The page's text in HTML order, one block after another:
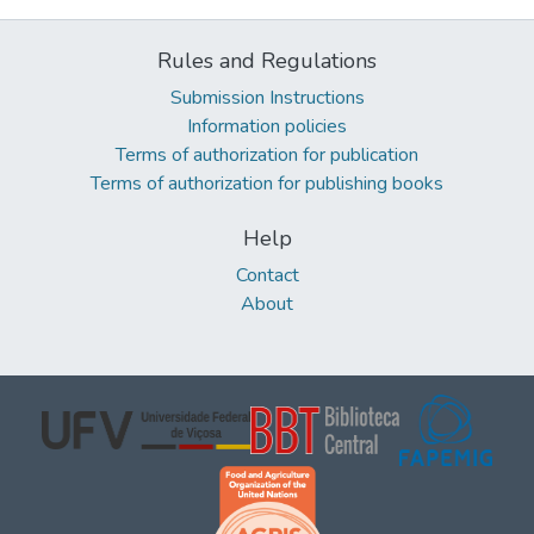
Rules and Regulations
Submission Instructions
Information policies
Terms of authorization for publication
Terms of authorization for publishing books
Help
Contact
About